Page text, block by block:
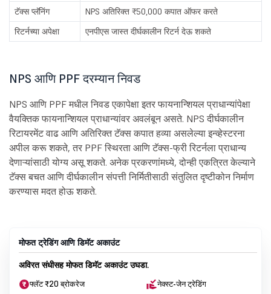
टॅक्स प्लॅनिंग
NPS अतिरिक्त ₹50,000 कपात ऑफर करते
रिटर्नच्या अपेक्षा
एनपीएस जास्त दीर्घकालीन रिटर्न देऊ शकते
NPS आणि PPF दरम्यान निवड
NPS आणि PPF मधील निवड एकापेक्षा इतर फायनान्शियल प्राधान्यांपेक्षा
वैयक्तिक फायनान्शियल प्राधान्यांवर अवलंबून असते. NPS दीर्घकालीन
रिटायरमेंट वाढ आणि अतिरिक्त टॅक्स कपात हव्या असलेल्या इन्व्हेस्टरना
अपील करू शकते, तर PPF स्थिरता आणि टॅक्स-फ्री रिटर्नला प्राधान्य
देणाऱ्यांसाठी योग्य असू शकते. अनेक प्रकरणांमध्ये, दोन्ही एकत्रित केल्याने
टॅक्स बचत आणि दीर्घकालीन संपत्ती निर्मितीसाठी संतुलित दृष्टीकोन निर्माण
करण्यास मदत होऊ शकते.
मोफत ट्रेडिंग आणि डिमॅट अकाउंट
अविरत संधीसह मोफत डिमॅट अकाउंट उघडा.
फ्लॅट ₹20 ब्रोकरेज
नेक्स्ट-जेन ट्रेडिंग